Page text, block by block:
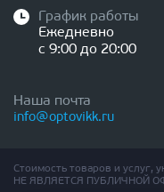
График работы
Ежедневно
с 9:00 до 20:00
Наша почта
info@optovikk.ru
Стоимость товаров и услуг,
НЕ ЯВЛЯЕТСЯ ПУБЛИЧНОЙ